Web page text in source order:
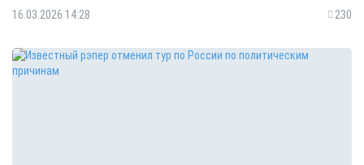
16.03.2026 14:28 230